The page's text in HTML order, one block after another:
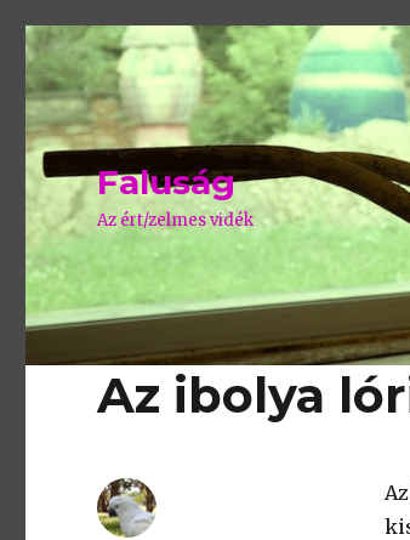
Faluság
Az ért/zelmes vidék
Az ibolya